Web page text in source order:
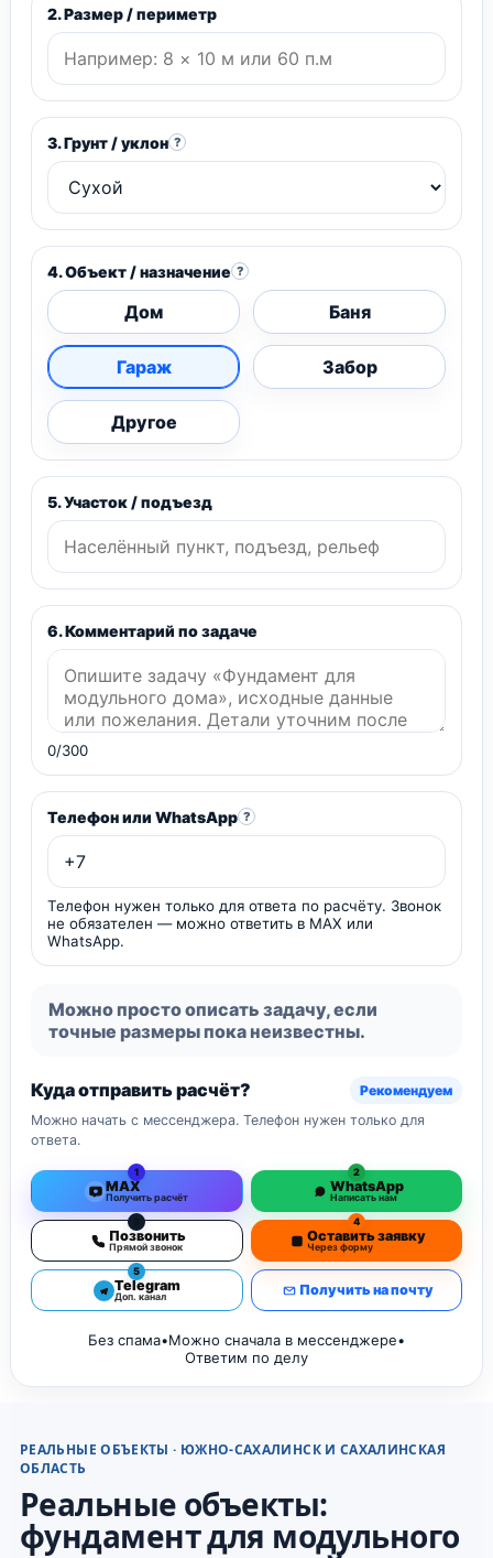
2. Размер / периметр
3. Грунт / уклон ?
4. Объект / назначение ?
Дом Баня
Гараж Забор
Другое
5. Участок / подъезд
6. Комментарий по задаче
0/300
Телефон или WhatsApp ?
Телефон нужен только для ответа по расчёту. Звонок
не обязателен — можно ответить в MAX или
WhatsApp.
Можно просто описать задачу, если
точные размеры пока неизвестны.
Куда отправить расчёт?
Рекомендуем
Можно начать с мессенджера. Телефон нужен только для
ответа.
1
MAX
Получить расчёт
2
WhatsApp
Написать нам
3
Позвонить
Прямой звонок
4
Оставить заявку
Через форму
5
Telegram
Доп. канал Получить на почту
Без спама•Можно сначала в мессенджере•
Ответим по делу
РЕАЛЬНЫЕ ОБЪЕКТЫ · ЮЖНО-САХАЛИНСК И САХАЛИНСКАЯ
ОБЛАСТЬ
Реальные объекты:
фундамент для модульного